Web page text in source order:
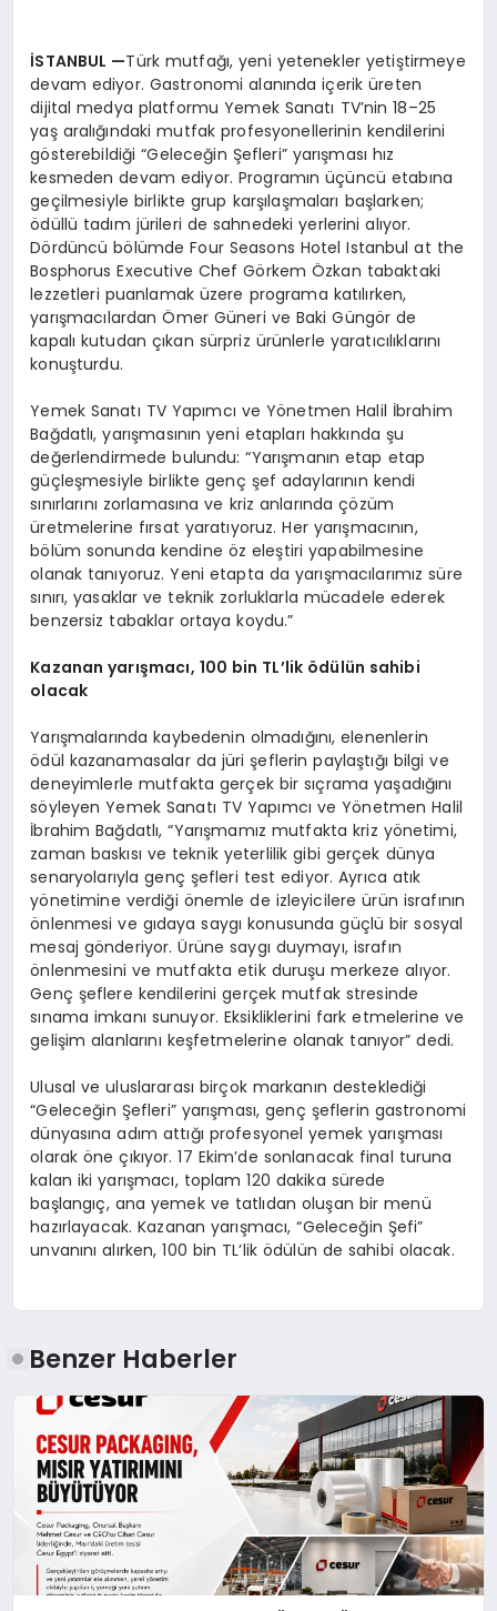
İSTANBUL —Türk mutfağı, yeni yetenekler yetiştirmeye
devam ediyor. Gastronomi alanında içerik üreten
dijital medya platformu Yemek Sanatı TV’nin 18–25
yaş aralığındaki mutfak profesyonellerinin kendilerini
gösterebildiği “Geleceğin Şefleri” yarışması hız
kesmeden devam ediyor. Programın üçüncü etabına
geçilmesiyle birlikte grup karşılaşmaları başlarken;
ödüllü tadım jürileri de sahnedeki yerlerini alıyor.
Dördüncü bölümde Four Seasons Hotel Istanbul at the
Bosphorus Executive Chef Görkem Özkan tabaktaki
lezzetleri puanlamak üzere programa katılırken,
yarışmacılardan Ömer Güneri ve Baki Güngör de
kapalı kutudan çıkan sürpriz ürünlerle yaratıcılıklarını
konuşturdu.
Yemek Sanatı TV Yapımcı ve Yönetmen Halil İbrahim
Bağdatlı, yarışmasının yeni etapları hakkında şu
değerlendirmede bulundu: “Yarışmanın etap etap
güçleşmesiyle birlikte genç şef adaylarının kendi
sınırlarını zorlamasına ve kriz anlarında çözüm
üretmelerine fırsat yaratıyoruz. Her yarışmacının,
bölüm sonunda kendine öz eleştiri yapabilmesine
olanak tanıyoruz. Yeni etapta da yarışmacılarımız süre
sınırı, yasaklar ve teknik zorluklarla mücadele ederek
benzersiz tabaklar ortaya koydu.”
Kazanan yarışmacı, 100 bin TL’lik ödülün sahibi
olacak
Yarışmalarında kaybedenin olmadığını, elenenlerin
ödül kazanamasalar da jüri şeflerin paylaştığı bilgi ve
deneyimlerle mutfakta gerçek bir sıçrama yaşadığını
söyleyen Yemek Sanatı TV Yapımcı ve Yönetmen Halil
İbrahim Bağdatlı, “Yarışmamız mutfakta kriz yönetimi,
zaman baskısı ve teknik yeterlilik gibi gerçek dünya
senaryolarıyla genç şefleri test ediyor. Ayrıca atık
yönetimine verdiği önemle de izleyicilere ürün israfının
önlenmesi ve gıdaya saygı konusunda güçlü bir sosyal
mesaj gönderiyor. Ürüne saygı duymayı, israfın
önlenmesini ve mutfakta etik duruşu merkeze alıyor.
Genç şeflere kendilerini gerçek mutfak stresinde
sınama imkanı sunuyor. Eksikliklerini fark etmelerine ve
gelişim alanlarını keşfetmelerine olanak tanıyor” dedi.
Ulusal ve uluslararası birçok markanın desteklediği
“Geleceğin Şefleri” yarışması, genç şeflerin gastronomi
dünyasına adım attığı profesyonel yemek yarışması
olarak öne çıkıyor. 17 Ekim’de sonlanacak final turuna
kalan iki yarışmacı, toplam 120 dakika sürede
başlangıç, ana yemek ve tatlıdan oluşan bir menü
hazırlayacak. Kazanan yarışmacı, “Geleceğin Şefi”
unvanını alırken, 100 bin TL’lik ödülün de sahibi olacak.
Benzer Haberler